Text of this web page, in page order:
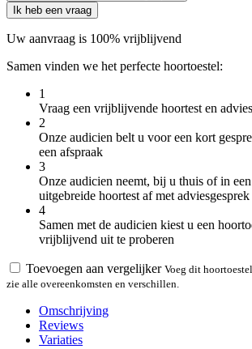
Ik heb een vraag
Uw aanvraag is 100% vrijblijvend
Samen vinden we het perfecte hoortoestel:
1
Vraag een vrijblijvende hoortest en
2
Onze audicien belt u voor een kort
een afspraak
3
Onze audicien neemt, bij u thuis of in
uitgebreide hoortest af met adviesgesprek
4
Samen met de audicien kiest u een
vrijblijvend uit te proberen
Toevoegen aan vergelijker Voeg dit
zie alle overeenkomsten en verschillen.
Omschrijving
Reviews
Variaties